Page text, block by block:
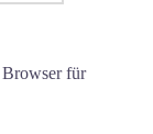
Browser für